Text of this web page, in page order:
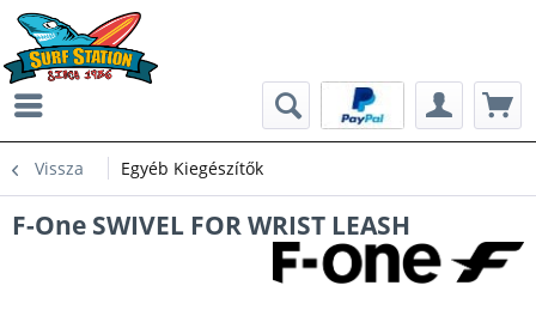
Vissza Egyéb Kiegészítők
F-One SWIVEL FOR WRIST LEASH